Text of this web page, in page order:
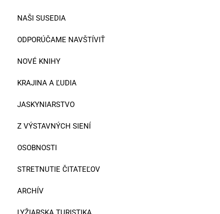
NAŠI SUSEDIA
ODPORÚČAME NAVŠTÍVIŤ
NOVÉ KNIHY
KRAJINA A ĽUDIA
JASKYNIARSTVO
Z VÝSTAVNÝCH SIENÍ
OSOBNOSTI
STRETNUTIE ČITATEĽOV
ARCHÍV